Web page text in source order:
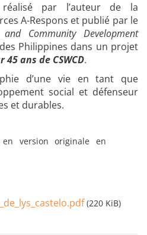
par l’auteur de la
A-Respons et publié par le
Community Development
des Philippines dans un projet
ans de CSWCD.
d’une vie en tant que
social et défenseur
et durables.
version originale en
(220 KiB)